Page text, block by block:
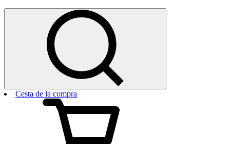
Cesta de la compra